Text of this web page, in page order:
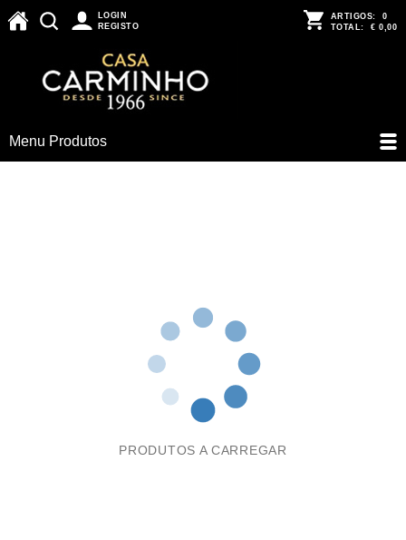
LOGIN
REGISTO
ARTIGOS: 0
TOTAL: € 0,00
Menu Produtos
PRODUTOS A CARREGAR